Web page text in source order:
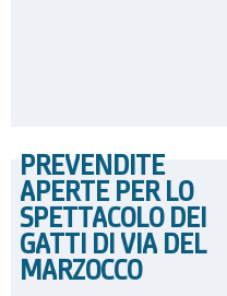
PREVENDITE
APERTE PER LO
SPETTACOLO DEI
GATTI DI VIA DEL
MARZOCCO